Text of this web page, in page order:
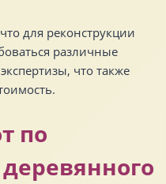
для реконструкции
различные
что также
по